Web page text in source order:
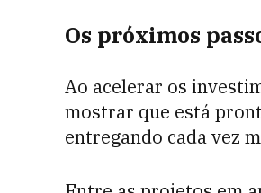
Os próximos
Ao acelerar os
mostrar que está
entregando cada vez